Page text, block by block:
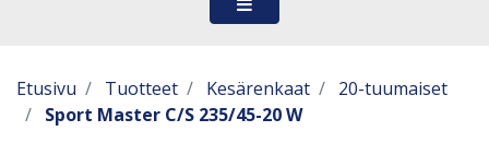
Etusivu Tuotteet Kesärenkaat
20-tuumaiset
Sport Master C/S 235/45-20 W